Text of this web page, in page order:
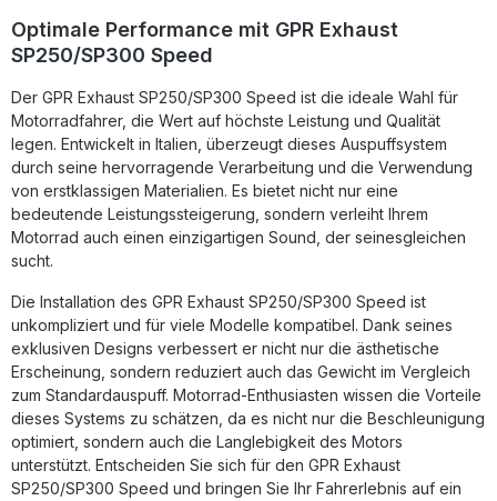
installieren. Lieferumfang: Diese Lieferung enthält alle
Fahrzeugspezifischen Halterungen und das
entsprechende Zubehör. Homologated full system exhaust
14 Tage
Optimale Performance mit GPR Exhaust
SP250/SP300 Speed
Der GPR Exhaust SP250/SP300 Speed ist die ideale Wahl für
Motorradfahrer, die Wert auf höchste Leistung und Qualität
legen. Entwickelt in Italien, überzeugt dieses Auspuffsystem
durch seine hervorragende Verarbeitung und die Verwendung
von erstklassigen Materialien. Es bietet nicht nur eine
bedeutende Leistungssteigerung, sondern verleiht Ihrem
Motorrad auch einen einzigartigen Sound, der seinesgleichen
sucht.
Die Installation des GPR Exhaust SP250/SP300 Speed ist
unkompliziert und für viele Modelle kompatibel. Dank seines
exklusiven Designs verbessert er nicht nur die ästhetische
Erscheinung, sondern reduziert auch das Gewicht im Vergleich
zum Standardauspuff. Motorrad-Enthusiasten wissen die Vorteile
dieses Systems zu schätzen, da es nicht nur die Beschleunigung
optimiert, sondern auch die Langlebigkeit des Motors
unterstützt. Entscheiden Sie sich für den GPR Exhaust
SP250/SP300 Speed und bringen Sie Ihr Fahrerlebnis auf ein